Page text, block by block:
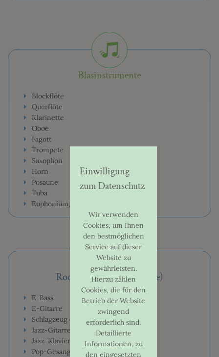
MUSIKSCHULE
FREIWILLIGE LEISTUNGSPRÜFUNG
FÖRDERUNG UND SPONSOREN
KOOPERATIONEN
KURATORIUM
FÖRDERVEREIN
UNTERRICHT
ELEMENTARFÄCHER
Blasinstrumente
Blockflöte
Querflöte
Klarinette
Oboe
Fagott
Trompete
Saxophon
Horn
Posaune
Tuba
Euphonium/Tenorhorn
Rock/Pop/Jazz (ab 12 Jahre)
E-Bass
E-Gitarre
Schlagzeug (ab 8 Jahre)
Jazz-Gitarre
Jazz-Klavier
Pop-Gesang
Einwilligung
zum Datenschutz
Wir verwenden
Cookies, um Ihnen
den bestmöglichen
Service auf dieser
Website zu
gewährleisten.
Hierzu zählen
Cookies, die für den
Betrieb der Website
zwingend
erforderlich sind.
Detaillierte
Informationen, zu
den eingesetzten